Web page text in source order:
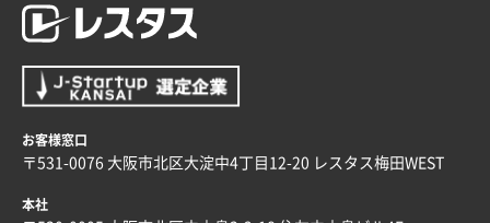
お客様窓口
〒531-0076 大阪市北区大淀中4丁目12-20 レスタス梅田WEST
本社